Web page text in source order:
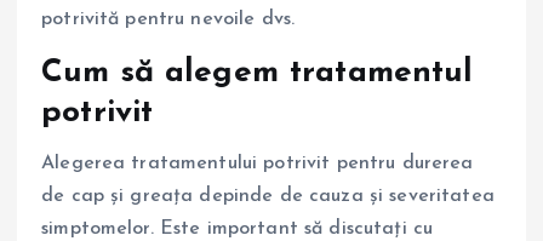
potrivită pentru nevoile dvs.
Cum să alegem tratamentul
potrivit
Alegerea tratamentului potrivit pentru durerea
de cap și greața depinde de cauza și severitatea
simptomelor. Este important să discutați cu